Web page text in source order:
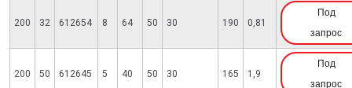
200 32 612654 8 64 50 30 190 0,81
Под
запрос
200 50 612645 5 40 50 30 165 1,9
Под
запрос